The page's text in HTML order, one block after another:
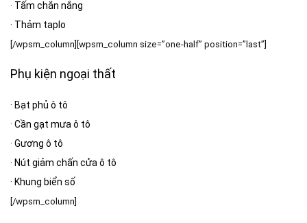
· Tấm chắn nắng
· Thảm taplo
[/wpsm_column][wpsm_column size=”one-half” position=”last”]
Phụ kiện ngoại thất
· Bạt phủ ô tô
· Cần gạt mưa ô tô
· Gương ô tô
· Nút giảm chấn cửa ô tô
· Khung biển số
[/wpsm_column]